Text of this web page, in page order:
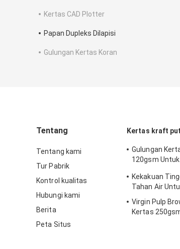
Kertas CAD Plotter
Papan Dupleks Dilapisi
Gulungan Kertas Koran
Tentang
Tentang kami
Tur Pabrik
Kontrol kualitas
Hubungi kami
Berita
Peta Situs
Kertas kraft
Gulungan
120gsm
Kekakuan
Tahan Air
Virgin Pulp
Kertas